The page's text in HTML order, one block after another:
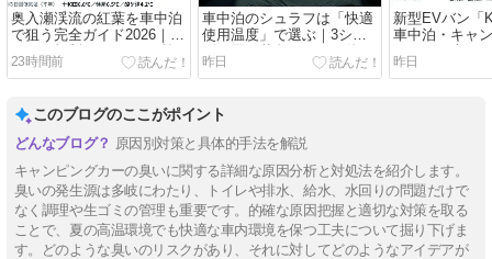
奥入瀬渓流の紅葉を車中泊
で狙う完全ガイド2026｜マ
イカー規制は9/7〜13に前
倒し、温泉＆コインランド
23時間前
車中泊のシュラフは「快適
使用温度」で選ぶ｜3シー
ズン用が秋冬どこまで使え
るかを気象庁の平年値で判
昨日
新型EVバン「
車中泊・キャ
のベース車に
万円〜の日本
昨日
このブログのここがポイント
原因別対策と具体的手法を解説
キャンピングカーの臭いに関する詳細な原因分析と対処法を紹介します。
臭いの発生源は多岐にわたり、トイレや排水、給水、水回りの問題だけで
なく調理や生ゴミの管理も重要です。的確な原因把握と適切な対策を取る
ことで、夏の高温環境でも快適な車内環境を保つ工夫について掘り下げま
す。どのような臭いのリスクがあり、それに対してどのようなアイデアが